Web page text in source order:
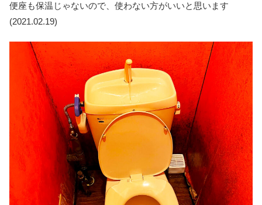
便座も保温じゃないので、使わない方がいいと思います
(2021.02.19)